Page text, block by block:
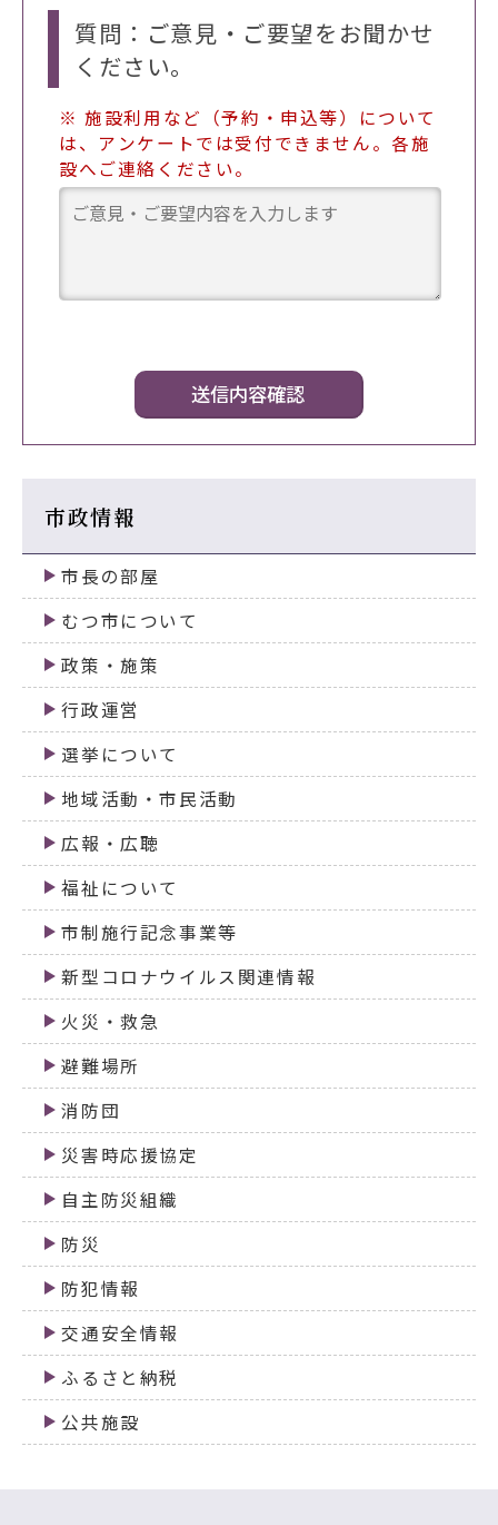
質問：ご意見・ご要望をお聞かせ
ください。
※ 施設利用など（予約・申込等）について
は、アンケートでは受付できません。各施
設へご連絡ください。
市政情報
市長の部屋
むつ市について
政策・施策
行政運営
選挙について
地域活動・市民活動
広報・広聴
福祉について
市制施行記念事業等
新型コロナウイルス関連情報
火災・救急
避難場所
消防団
災害時応援協定
自主防災組織
防災
防犯情報
交通安全情報
ふるさと納税
公共施設